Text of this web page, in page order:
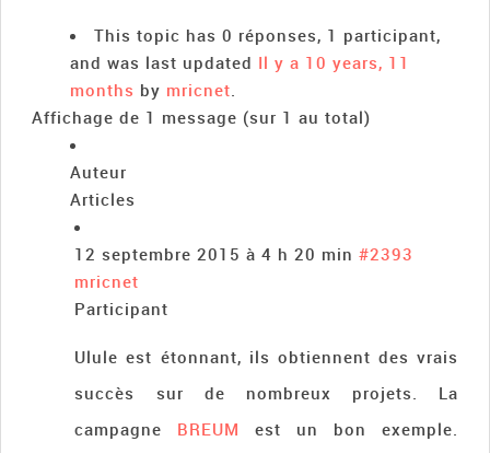
This topic has 0 réponses, 1 participant,
and was last updated Il y a 10 years, 11
months by mricnet.
Affichage de 1 message (sur 1 au total)
Auteur
Articles
12 septembre 2015 à 4 h 20 min #2393
mricnet
Participant
Ulule est étonnant, ils obtiennent des vrais
succès sur de nombreux projets. La
campagne BREUM
est un bon exemple.